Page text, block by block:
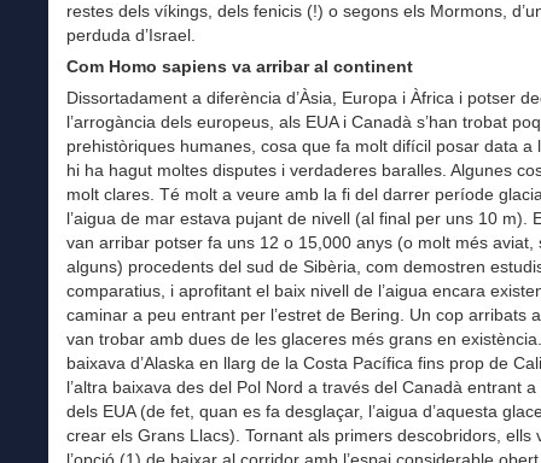
restes dels víkings, dels fenicis (!) o segons els Mormons,
perduda d’Israel.
Com Homo sapiens va arribar al continent
Dissortadament a diferència d’Àsia, Europa i Àfrica i potser
l’arrogància dels europeus, als EUA i Canadà s’han trobat
prehistòriques humanes, cosa que fa molt difícil posar data a
hi ha hagut moltes disputes i verdaderes baralles. Algunes
molt clares. Té molt a veure amb la fi del darrer període
l’aigua de mar estava pujant de nivell (al final per uns 10 m).
van arribar potser fa uns 12 o 15,000 anys (o molt més aviat,
alguns) procedents del sud de Sibèria, com demostren
comparatius, i aprofitant el baix nivell de l’aigua encara
caminar a peu entrant per l’estret de Bering. Un cop arribats
van trobar amb dues de les glaceres més grans en
baixava d’Alaska en llarg de la Costa Pacífica fins prop de
l’altra baixava des del Pol Nord a través del Canadà entrant
dels EUA (de fet, quan es fa desglaçar, l’aigua d’aquesta
crear els Grans Llacs). Tornant als primers descobridors, ells